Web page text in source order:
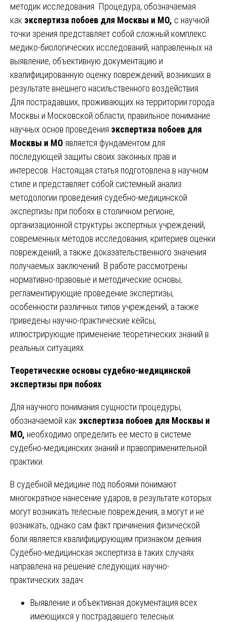
методик исследования. Процедура, обозначаемая
как экспертиза побоев для Москвы и МО, с научной
точки зрения представляет собой сложный комплекс
медико-биологических исследований, направленных на
выявление, объективную документацию и
квалифицированную оценку повреждений, возникших в
результате внешнего насильственного воздействия.
Для пострадавших, проживающих на территории города
Москвы и Московской области, правильное понимание
научных основ проведения экспертиза побоев для
Москвы и МО является фундаментом для
последующей защиты своих законных прав и
интересов. Настоящая статья подготовлена в научном
стиле и представляет собой системный анализ
методологии проведения судебно-медицинской
экспертизы при побоях в столичном регионе,
организационной структуры экспертных учреждений,
современных методов исследования, критериев оценки
повреждений, а также доказательственного значения
получаемых заключений. В работе рассмотрены
нормативно-правовые и методические основы,
регламентирующие проведение экспертизы,
особенности различных типов учреждений, а также
приведены научно-практические кейсы,
иллюстрирующие применение теоретических знаний в
реальных ситуациях.
Теоретические основы судебно-медицинской
экспертизы при побоях
Для научного понимания сущности процедуры,
обозначаемой как экспертиза побоев для Москвы и
МО, необходимо определить ее место в системе
судебно-медицинских знаний и правоприменительной
практики.
В судебной медицине под побоями понимают
многократное нанесение ударов, в результате которых
могут возникать телесные повреждения, а могут и не
возникать, однако сам факт причинения физической
боли является квалифицирующим признаком деяния.
Судебно-медицинская экспертиза в таких случаях
направлена на решение следующих научно-
практических задач:
Выявление и объективная документация всех
имеющихся у пострадавшего телесных